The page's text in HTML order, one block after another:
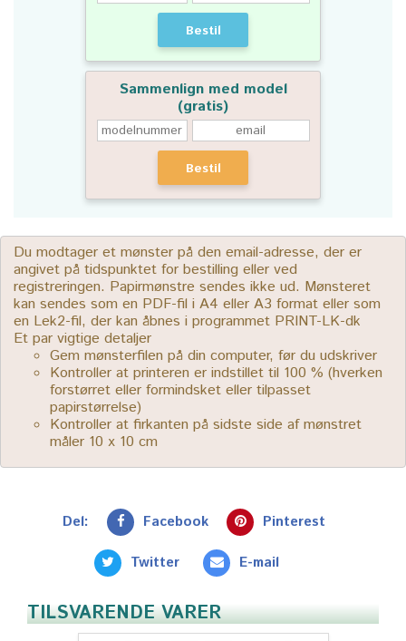
Bestil
Sammenlign med model
(gratis)
Bestil
Du modtager et mønster på den email-adresse, der er
angivet på tidspunktet for bestilling eller ved
registreringen. Papirmønstre sendes ikke ud. Mønsteret
kan sendes som en PDF-fil i A4 eller A3 format eller som
en Lek2-fil, der kan åbnes i programmet PRINT-LK-dk
Et par vigtige detaljer
Gem mønsterfilen på din computer, før du udskriver
Kontroller at printeren er indstillet til 100 % (hverken
forstørret eller formindsket eller tilpasset
papirstørrelse)
Kontroller at firkanten på sidste side af mønstret
måler 10 x 10 cm
Del: Facebook Pinterest
Twitter E-mail
TILSVARENDE VARER